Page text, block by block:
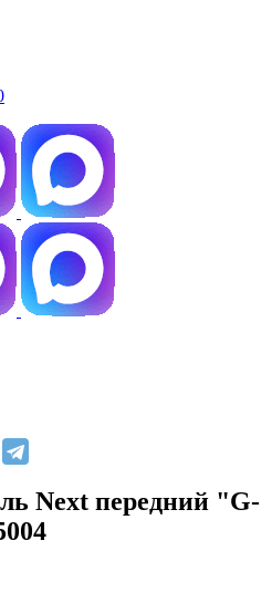
Next передний "G-